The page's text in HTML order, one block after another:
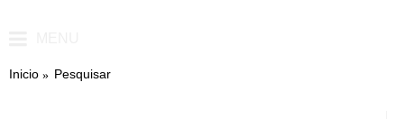
Inicio Pesquisar